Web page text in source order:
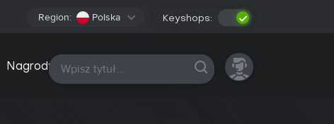
Region: Polska Keyshops:
Nagrody Wszystkie platformy